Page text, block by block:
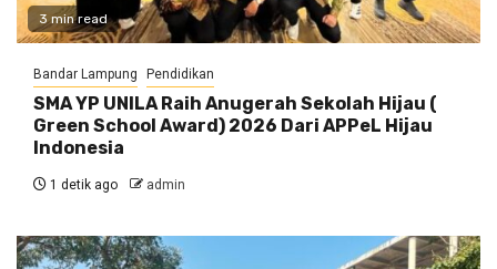
3 min read
Bandar Lampung Pendidikan
SMA YP UNILA Raih Anugerah Sekolah Hijau (
Green School Award) 2026 Dari APPeL Hijau
Indonesia
1 detik ago admin